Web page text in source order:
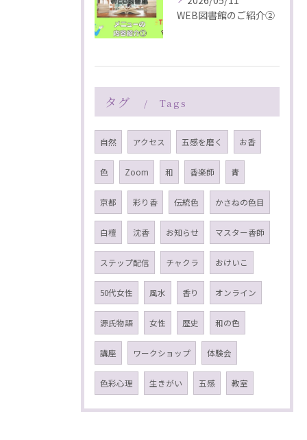
WEB図書館のご紹介②
タグ Tags
自然 アクセス 五感を磨く お香
色 Zoom 和 香楽師 青
京都 彩り香 伝統色 かさねの色目
白檀 沈香 お知らせ マスター香師
ステップ配信 チャクラ おけいこ
50代女性 風水 香り オンライン
源氏物語 女性 歴史 和の色
講座 ワークショップ 体験会
色彩心理 生きがい 五感 教室